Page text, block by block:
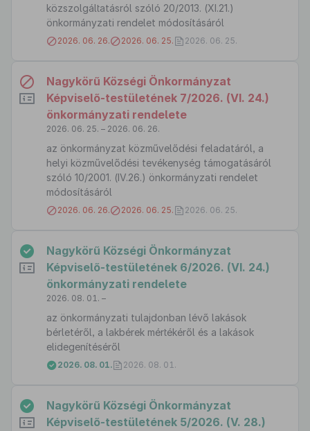
közszolgáltatásról szóló 20/2013. (XI.21.)
önkormányzati rendelet módosításáról
2026. 06. 26. 2026. 06. 25. 2026. 06. 25.
Nagykörű Községi Önkormányzat
Képviselő-testületének 7/2026. (VI. 24.)
önkormányzati rendelete
2026. 06. 25. – 2026. 06. 26.
az önkormányzat közművelődési feladatáról, a
helyi közművelődési tevékenység támogatásáról
szóló 10/2001. (IV.26.) önkormányzati rendelet
módosításáról
2026. 06. 26. 2026. 06. 25. 2026. 06. 25.
Nagykörű Községi Önkormányzat
Képviselő-testületének 6/2026. (VI. 24.)
önkormányzati rendelete
2026. 08. 01. –
az önkormányzati tulajdonban lévő lakások
bérletéről, a lakbérek mértékéről és a lakások
elidegenítéséről
2026. 08. 01. 2026. 08. 01.
Nagykörű Községi Önkormányzat
Képviselő-testületének 5/2026. (V. 28.)